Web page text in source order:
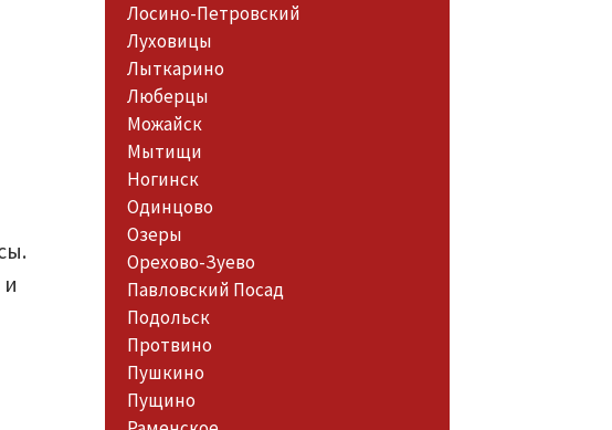
Лосино-Петровский
Луховицы
Лыткарино
Люберцы
Можайск
Мытищи
Ногинск
Одинцово
Озеры
Орехово-Зуево
Павловский Посад
Подольск
Протвино
Пушкино
Пущино